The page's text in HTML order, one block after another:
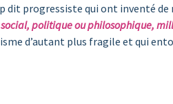
dit progressiste qui ont inventé
politique ou philosophique,
d’autant plus fragile et qui